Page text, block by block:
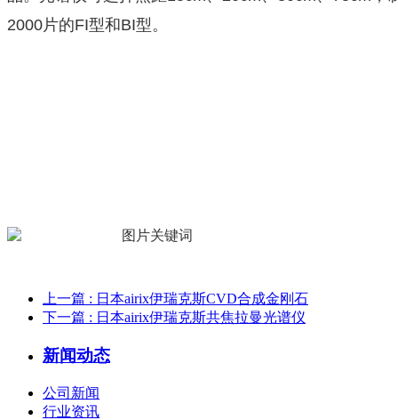
2000片的FI型和BI型。
上一篇 : 日本airix伊瑞克斯CVD合成金刚石
下一篇 : 日本airix伊瑞克斯共焦拉曼光谱仪
新闻动态
公司新闻
行业资讯